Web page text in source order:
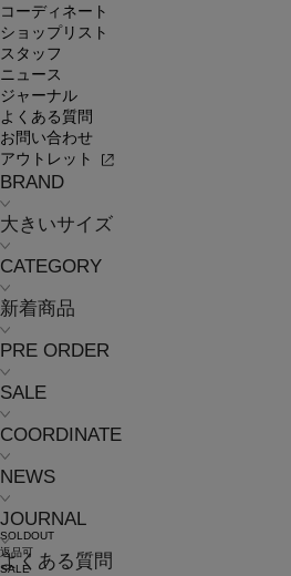
コーディネート
ショップリスト
スタッフ
ニュース
ジャーナル
よくある質問
お問い合わせ
アウトレット
BRAND
大きいサイズ
CATEGORY
新着商品
PRE ORDER
SALE
COORDINATE
NEWS
JOURNAL
よくある質問
SOLDOUT
返品可
SALE